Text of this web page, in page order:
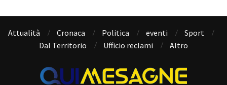
Attualità Cronaca Politica eventi
Sport
Dal Territorio
Ufficio reclami Altro